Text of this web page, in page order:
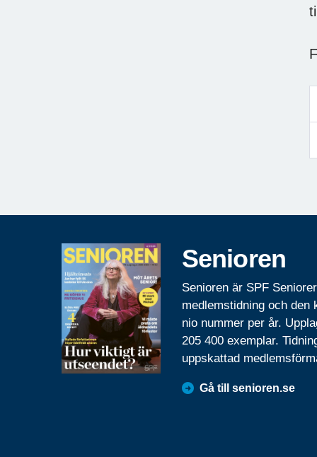
Senioren
Senioren är SPF
medlemstidning och den
nio nummer per år.
205 400 exemplar.
uppskattad
Gå till senioren.se